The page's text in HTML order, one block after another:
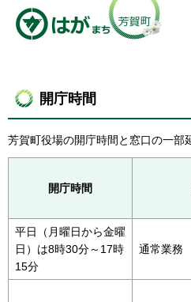
開庁時間
芳賀町役場の開庁時間と窓口の一部
開庁時間
平日（月曜日から金曜
日）は8時30分～17時
15分
通常業務